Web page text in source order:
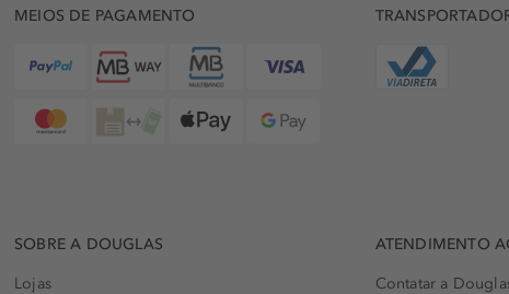
MEIOS DE PAGAMENTO
SOBRE A DOUGLAS
Lojas
ATENDIMENTO
Contatar a